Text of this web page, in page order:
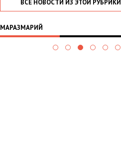
ВСЕ НОВОСТИ ИЗ ЭТОЙ РУБРИКИ
МАРАЗМАРИЙ